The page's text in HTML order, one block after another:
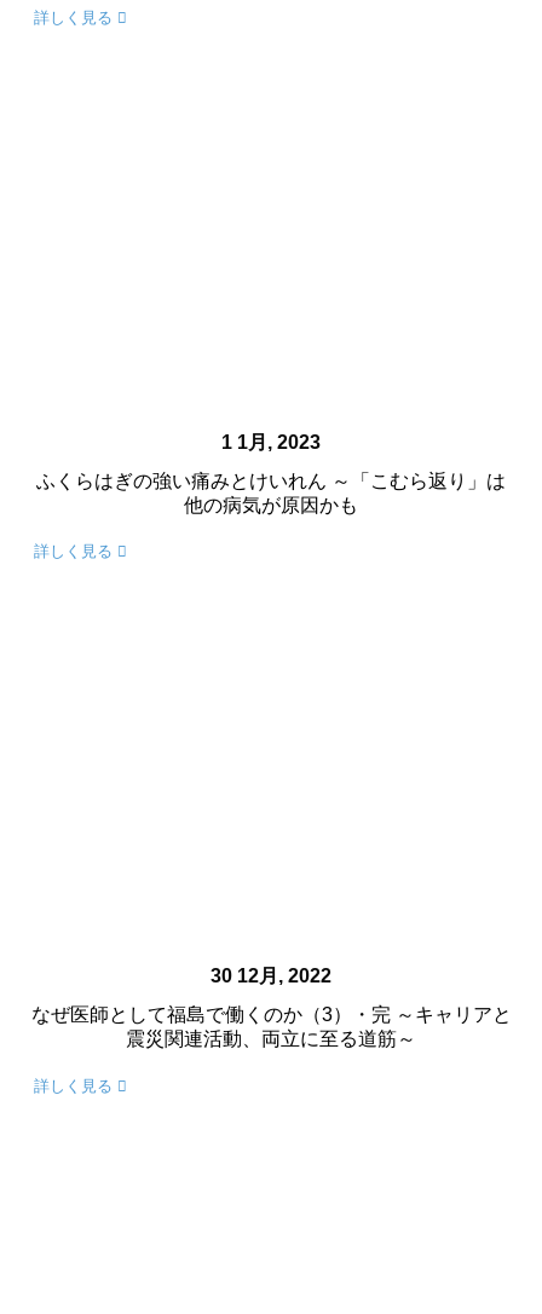
詳しく見る
ふくらはぎの強い痛みとけいれん ～「こむら返り」は
他の病気が原因かも
1 1月, 2023
詳しく見る
なぜ医師として福島で働くのか（3）・完 ～キャリアと
震災関連活動、両立に至る道筋～
30 12月, 2022
詳しく見る